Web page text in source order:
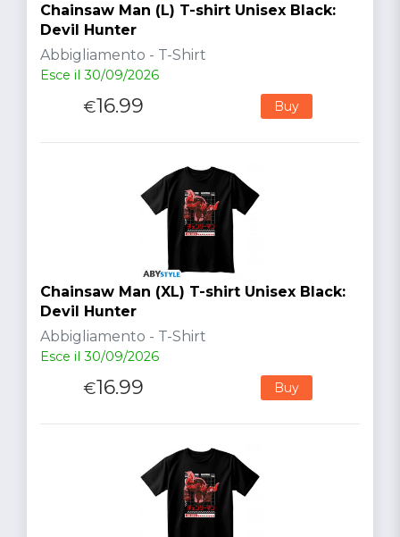
Chainsaw Man (L) T-shirt Unisex Black:
Devil Hunter
Abbigliamento - T-Shirt
Esce il 30/09/2026
€16.99 Buy
Chainsaw Man (XL) T-shirt Unisex Black:
Devil Hunter
Abbigliamento - T-Shirt
Esce il 30/09/2026
€16.99 Buy